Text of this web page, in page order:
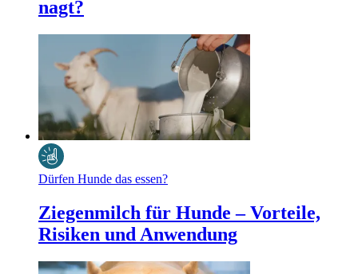
nagt?
Dürfen Hunde das essen?
Ziegenmilch für Hunde – Vorteile,
Risiken und Anwendung